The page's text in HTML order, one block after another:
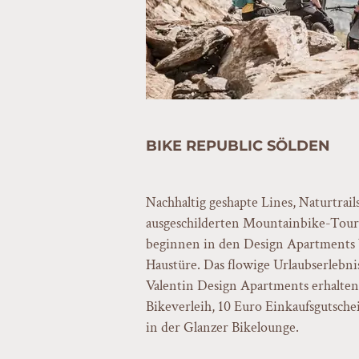
BIKE REPUBLIC SÖLDEN
Nachhaltig geshapte Lines,
ausgeschilderten Mountainbike-
beginnen in den Design
Haustüre. Das flowige
Valentin Design Apartments
Bikeverleih, 10 Euro
in der Glanzer Bikelounge.